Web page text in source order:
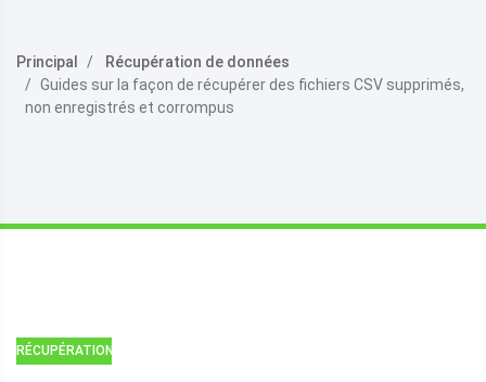
Principal
Récupération de données
Guides sur la façon de récupérer des fichiers CSV supprimés,
non enregistrés et corrompus
RÉCUPÉRATION